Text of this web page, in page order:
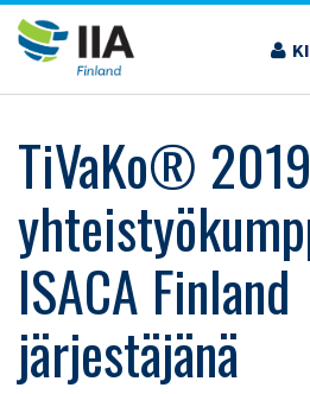
Siirry
sisältöön
›KOULUTUS JA TAPAHTUMAT
TIVAKO®
FINLAND JÄRJESTÄJÄNÄ
TiVaKo®
ISACA Finland
järjestäjänä